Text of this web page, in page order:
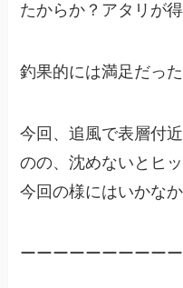
たからか？アタリが
釣果的には満足だっ
今回、追風で表層付
のの、沈めないとヒ
今回の様にはいかな
ーーーーーーーーー